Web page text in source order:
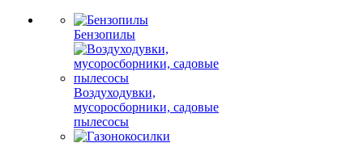
Бензопилы
Воздуходувки,
мусоросборники, cадовые
пылесосы